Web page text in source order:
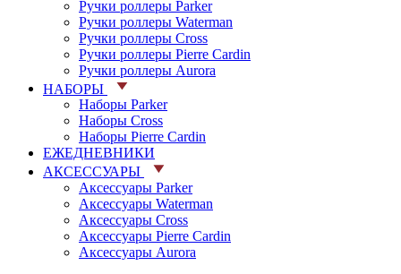
Ручки роллеры Parker
Ручки роллеры Waterman
Ручки роллеры Cross
Ручки роллеры Pierre Cardin
Ручки роллеры Aurora
НАБОРЫ
Наборы Parker
Наборы Cross
Наборы Pierre Cardin
ЕЖЕДНЕВНИКИ
АКСЕССУАРЫ
Аксессуары Parker
Аксессуары Waterman
Аксессуары Cross
Аксессуары Pierre Cardin
Аксессуары Aurora